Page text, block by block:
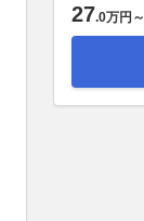
27.0万円 ～